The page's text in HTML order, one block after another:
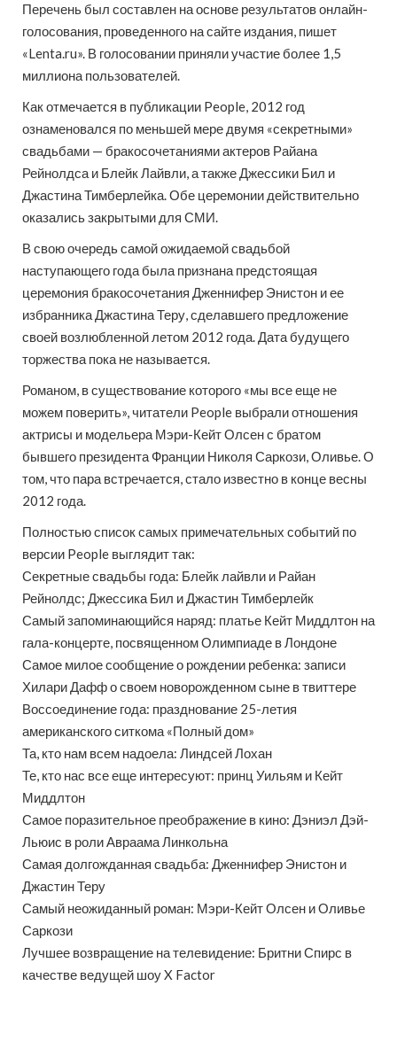
Перечень был составлен на основе результатов онлайн-
голосования, проведенного на сайте издания, пишет
«Lenta.ru». В голосовании приняли участие более 1,5
миллиона пользователей.
Как отмечается в публикации People, 2012 год
ознаменовался по меньшей мере двумя «секретными»
свадьбами — бракосочетаниями актеров Райана
Рейнолдса и Блейк Лайвли, а также Джессики Бил и
Джастина Тимберлейка. Обе церемонии действительно
оказались закрытыми для СМИ.
В свою очередь самой ожидаемой свадьбой
наступающего года была признана предстоящая
церемония бракосочетания Дженнифер Энистон и ее
избранника Джастина Теру, сделавшего предложение
своей возлюбленной летом 2012 года. Дата будущего
торжества пока не называется.
Романом, в существование которого «мы все еще не
можем поверить», читатели People выбрали отношения
актрисы и модельера Мэри-Кейт Олсен с братом
бывшего президента Франции Николя Саркози, Оливье. О
том, что пара встречается, стало известно в конце весны
2012 года.
Полностью список самых примечательных событий по
версии People выглядит так:
Секретные свадьбы года: Блейк лайвли и Райан
Рейнолдс; Джессика Бил и Джастин Тимберлейк
Самый запоминающийся наряд: платье Кейт Миддлтон на
гала-концерте, посвященном Олимпиаде в Лондоне
Самое милое сообщение о рождении ребенка: записи
Хилари Дафф о своем новорожденном сыне в твиттере
Воссоединение года: празднование 25-летия
американского ситкома «Полный дом»
Та, кто нам всем надоела: Линдсей Лохан
Те, кто нас все еще интересуют: принц Уильям и Кейт
Миддлтон
Самое поразительное преображение в кино: Дэниэл Дэй-
Льюис в роли Авраама Линкольна
Самая долгожданная свадьба: Дженнифер Энистон и
Джастин Теру
Самый неожиданный роман: Мэри-Кейт Олсен и Оливье
Саркози
Лучшее возвращение на телевидение: Бритни Спирс в
качестве ведущей шоу X Factor